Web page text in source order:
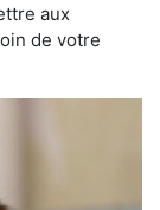
aux
de votre